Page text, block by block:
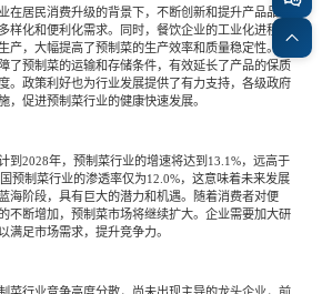
在居民消费升级的背景下，不断创新和提升产品品
样化和便利化需求。同时，餐饮企业的工业化进程加
产，大幅提高了预制菜的生产效率和质量稳定性。此
了预制菜的运输和存储条件，有效延长了产品的保质
。政策利好也为行业发展提供了有力支持，各级政府
，促进预制菜行业的健康快速发展。
到2028年，预制菜行业的增速将达到13.1%，远高于
预制菜行业的渗透率仅为12.0%，这意味着未来发展
海阶段，具有巨大的潜力和机遇。随着消费者对便
不断增加，预制菜市场将继续扩大。企业需要加大研
满足市场需求，提升竞争力。